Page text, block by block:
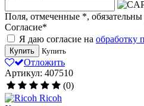
Поля, отмеченные *,
Согласие*
Я даю согласие на обработку
Купить Купить
Отложить
Артикул: 407510
(0)
Ricoh